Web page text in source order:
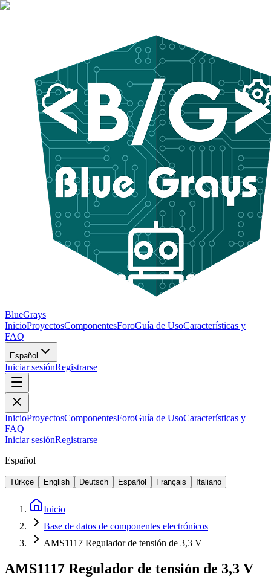
BlueGrays
InicioProyectosComponentesForoGuía de UsoCaracterísticas y
FAQ
Español
Iniciar sesiónRegistrarse
InicioProyectosComponentesForoGuía de UsoCaracterísticas y
FAQ
Iniciar sesiónRegistrarse
Español
Türkçe English Deutsch Español Français Italiano
Inicio
Base de datos de componentes electrónicos
AMS1117 Regulador de tensión de 3,3 V
AMS1117 Regulador de tensión de 3,3 V